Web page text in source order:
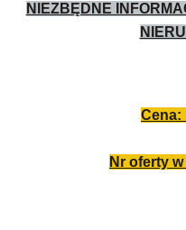
NIEZBĘDNE
Cena:
Nr oferty